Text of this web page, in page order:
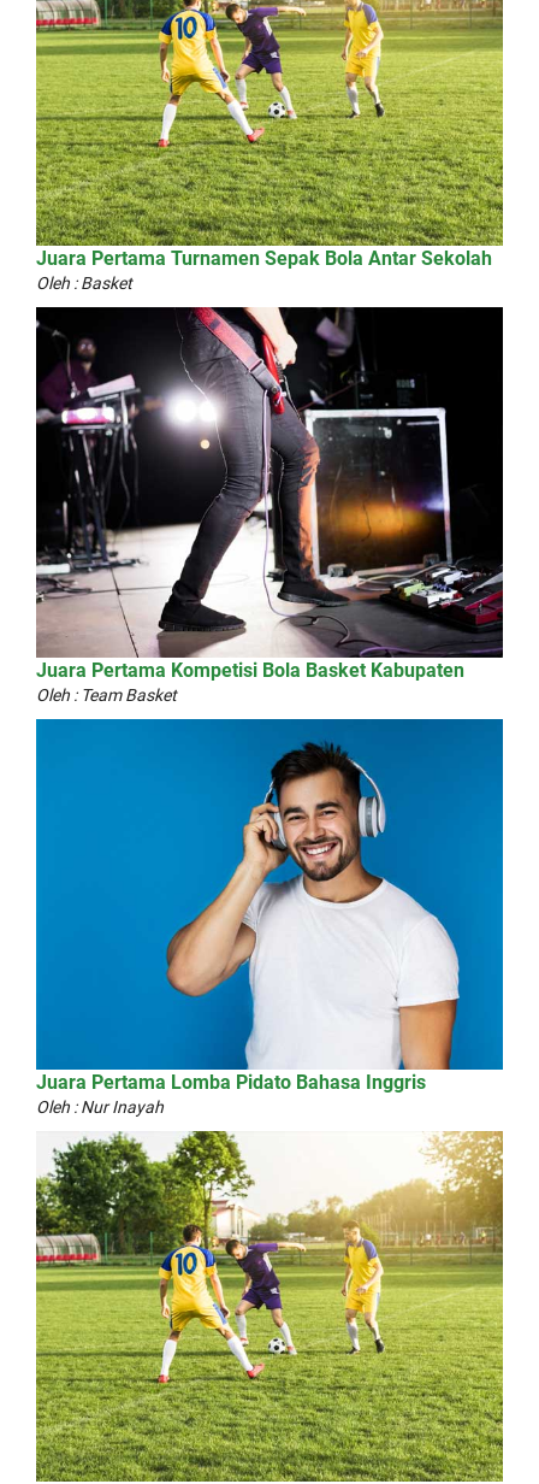
Juara Pertama Turnamen Sepak Bola Antar Sekolah
Oleh : Basket
Juara Pertama Kompetisi Bola Basket Kabupaten
Oleh : Team Basket
Juara Pertama Lomba Pidato Bahasa Inggris
Oleh : Nur Inayah